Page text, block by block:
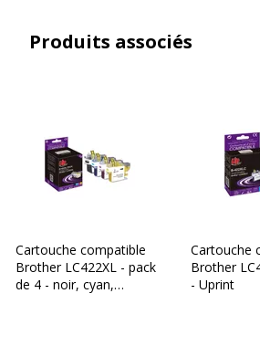
Produits associés
Cartouche compatible
Brother LC422XL - pack
de 4 - noir, cyan,
Cartouche
Brother
- Uprint